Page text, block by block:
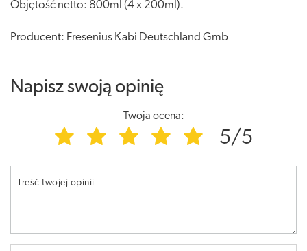
Objętość netto: 800ml (4 x 200ml).
Producent: Fresenius Kabi Deutschland Gmb
Napisz swoją opinię
Twoja ocena:
5/5
Treść twojej opinii